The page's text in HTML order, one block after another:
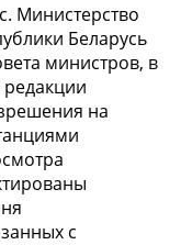
Министерство
Беларусь
министров, в
на
с